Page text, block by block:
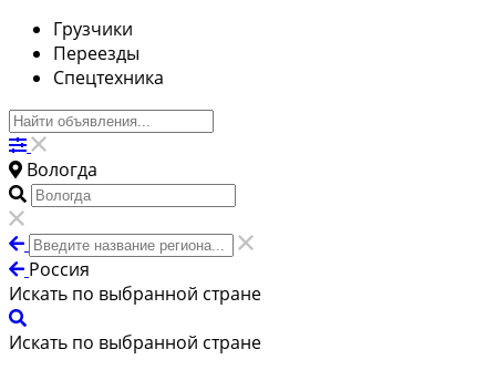
Грузчики
Переезды
Спецтехника
Вологда
Россия
Искать по выбранной стране
Искать по выбранной стране